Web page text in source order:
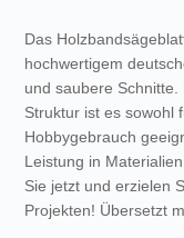
Das
hochwertigem
und saubere
Struktur ist es sowohl
Hobbygebrauch
Leistung in
Sie jetzt und erzielen
Projekten! Übersetzt